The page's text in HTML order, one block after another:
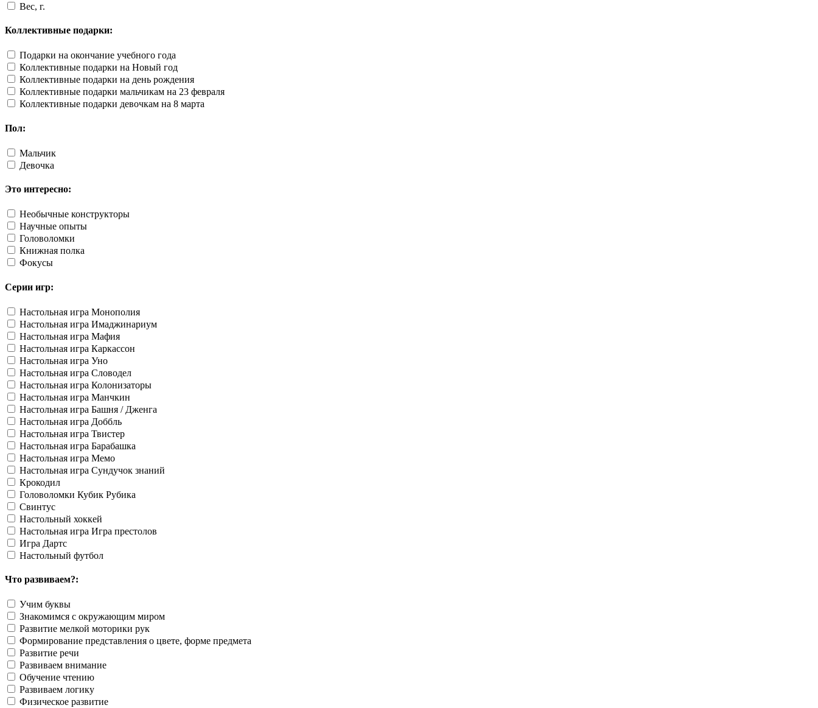
Вес, г.
Коллективные подарки:
Подарки на окончание учебного года
Коллективные подарки на Новый год
Коллективные подарки на день рождения
Коллективные подарки мальчикам на 23 февраля
Коллективные подарки девочкам на 8 марта
Пол:
Мальчик
Девочка
Это интересно:
Необычные конструкторы
Научные опыты
Головоломки
Книжная полка
Фокусы
Серии игр:
Настольная игра Монополия
Настольная игра Имаджинариум
Настольная игра Мафия
Настольная игра Каркассон
Настольная игра Уно
Настольная игра Словодел
Настольная игра Колонизаторы
Настольная игра Манчкин
Настольная игра Башня / Дженга
Настольная игра Доббль
Настольная игра Твистер
Настольная игра Барабашка
Настольная игра Мемо
Настольная игра Сундучок знаний
Крокодил
Головоломки Кубик Рубика
Свинтус
Настольный хоккей
Настольная игра Игра престолов
Игра Дартс
Настольный футбол
Что развиваем?:
Учим буквы
Знакомимся с окружающим миром
Развитие мелкой моторики рук
Формирование представления о цвете, форме предмета
Развитие речи
Развиваем внимание
Обучение чтению
Развиваем логику
Физическое развитие